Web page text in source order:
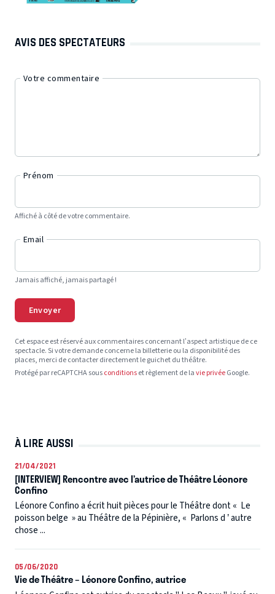
AVIS DES SPECTATEURS
Votre commentaire
Prénom
Affiché à côté de votre commentaire.
Email
Jamais affiché, jamais partagé !
Envoyer
Cet espace est réservé aux commentaires concernant l’aspect artistique de ce
spectacle. Si votre demande concerne la billetterie ou la disponibilité des
places, merci de contacter directement le guichet du théâtre.
Protégé par reCAPTCHA sousconditionset règlement de lavie privéeGoogle.
À LIRE AUSSI
21/04/2021
[INTERVIEW] Rencontre avec l’autrice de Théâtre Léonore
Confino
Léonore Confino a écrit huit pièces pour le Théâtre dont « Le
poisson belge » au Théâtre de la Pépinière, « Parlons d ’ autre
chose ...
05/06/2020
Vie de Théâtre – Léonore Confino, autrice